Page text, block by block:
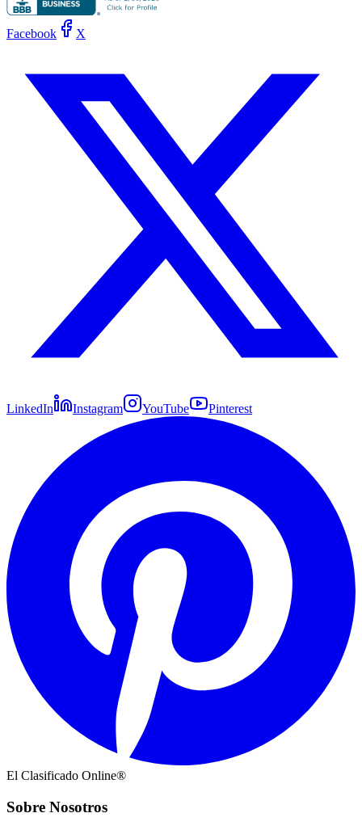
Facebook X
LinkedIn Instagram YouTube Pinterest
El Clasificado Online®
Sobre Nosotros